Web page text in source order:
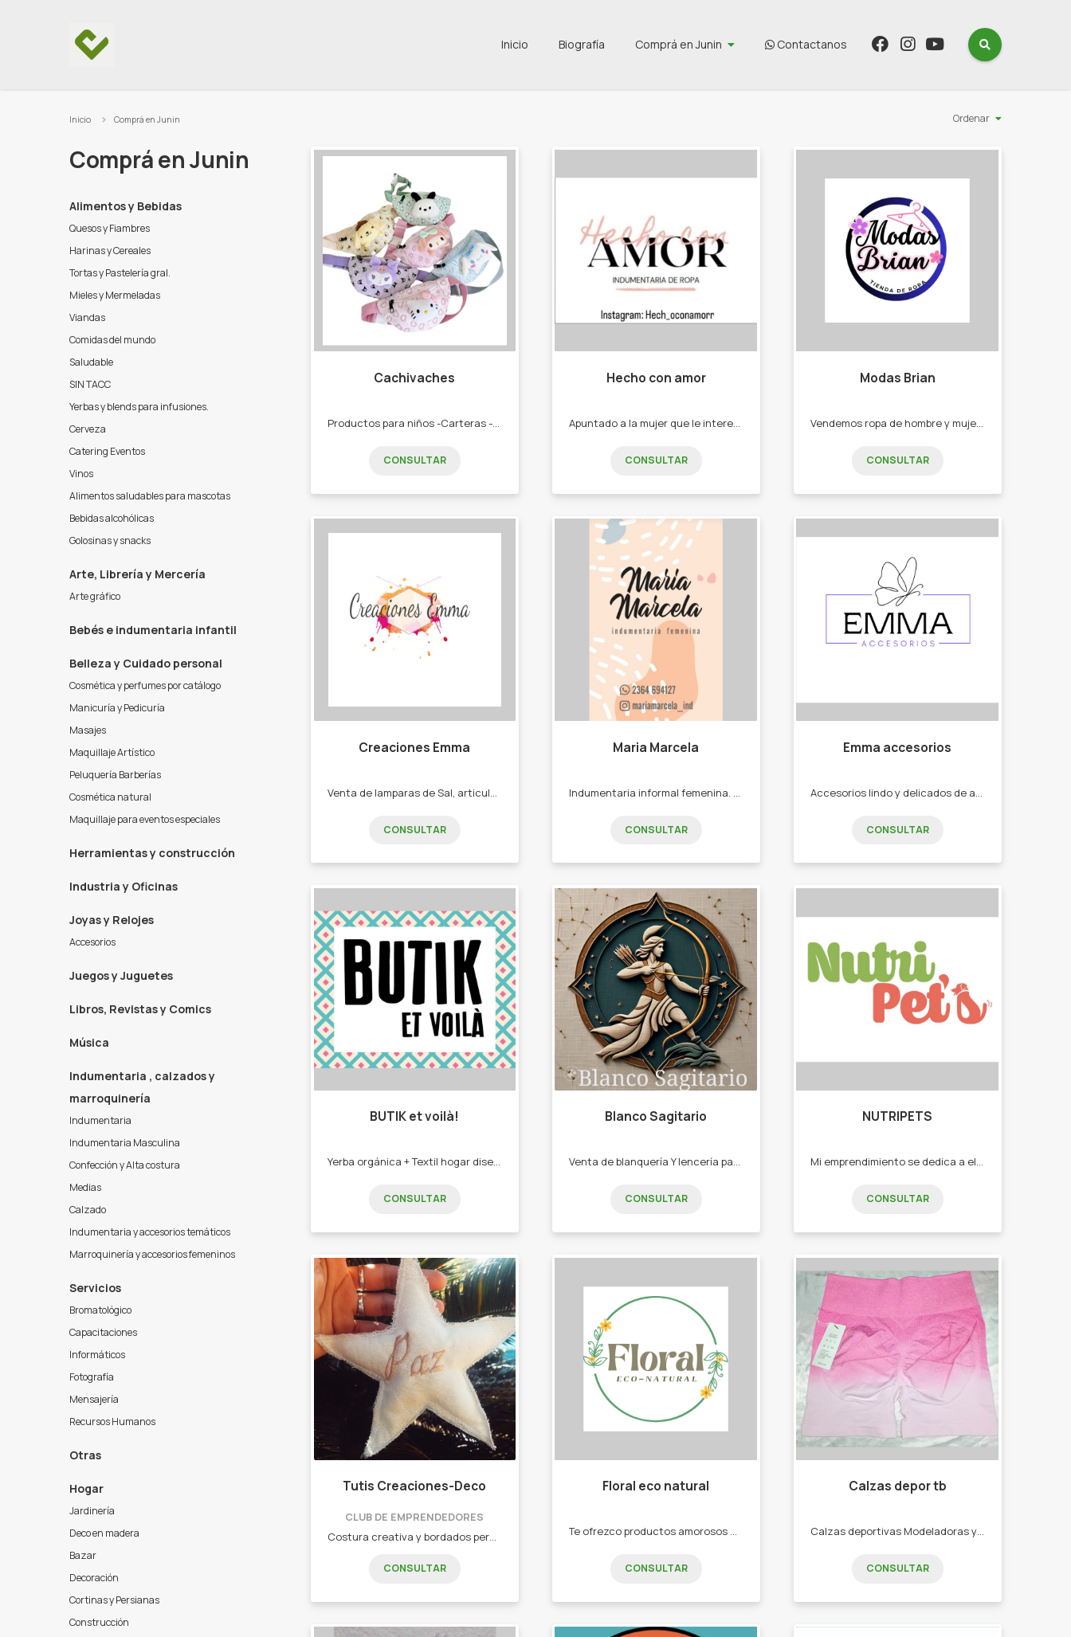
Inicio Biografía Comprá en Junin Contactanos
Inicio Comprá en Junin
Comprá en Junin
Alimentos y Bebidas
Quesos y Fiambres
Harinas y Cereales
Tortas y Pastelería gral.
Mieles y Mermeladas
Viandas
Comidas del mundo
Saludable
SIN TACC
Yerbas y blends para infusiones.
Cerveza
Catering Eventos
Vinos
Alimentos saludables para mascotas
Bebidas alcohólicas
Golosinas y snacks
Arte, Librería y Mercería
Arte gráfico
Bebés e indumentaria infantil
Belleza y Cuidado personal
Cosmética y perfumes por catálogo
Manicuría y Pedicuría
Masajes
Maquillaje Artístico
Peluquería Barberías
Cosmética natural
Maquillaje para eventos especiales
Herramientas y construcción
Industria y Oficinas
Joyas y Relojes
Accesorios
Juegos y Juguetes
Libros, Revistas y Comics
Música
Indumentaria , calzados y
marroquinería
Indumentaria
Indumentaria Masculina
Confección y Alta costura
Medias
Calzado
Indumentaria y accesorios temáticos
Marroquinería y accesorios femeninos
Servicios
Bromatológico
Capacitaciones
Informáticos
Fotografía
Mensajería
Recursos Humanos
Otras
Hogar
Jardinería
Deco en madera
Bazar
Decoración
Cortinas y Persianas
Construcción
Ordenar
Cachivaches
Productos para niños -Carteras -Mochilas -Vasos térmicos -Termos -Toallones -Sandalias -Gomones -Loncheras -Vasos térmico -Toallones -Mochilas
CONSULTAR
Hecho con amor
Apuntado a la mujer que le interesa vestirse y sentirse linda. -Jeans. -Shorts. -Polleras. -Vestidos. -Remeras. - Top.
CONSULTAR
Modas Brian
Vendemos ropa de hombre y mujer. -Pantalón . -shorts . -calzas. -remeras. -tops.
CONSULTAR
Creaciones Emma
Venta de lamparas de Sal, articulos en barro cocido, yeso, macrame, junco. -Lamparas de sal. -Adornos en yeso. -Adornos en barro cocido. -Cortinas y adornos en macrame. -Cortinas de junco.
CONSULTAR
Maria Marcela
Indumentaria informal femenina. -Ropa femenina. -Billeteras -Bandoleras -Remeras. -Pantalones
CONSULTAR
Emma accesorios
Accesorios lindo y delicados de acero quirúrgico -Pulseras tejidas hecho a mano -Cadenas con nombres -Cadenas con iniciales -Cadenas con dijes varios -Pulseras tejidas
CONSULTAR
BUTIK et voilà!
Yerba orgánica + Textil hogar diseños únicos -yerba mate orgánica -Paneras. -Yerberas. -Bolsos materos. -Manteles. -Individuales.
CONSULTAR
Blanco Sagitario
Venta de blanquería Y lencería para la familia -Juego de toallas y toallones -Cortinas -Manteles -Repasadores -Sabanas -Medias adultos -Medias niños -Bombachas -Alfombra de baños -Ponchitos niños
CONSULTAR
NUTRIPETS
Mi emprendimiento se dedica a elaborar complementos y snacks naturales para ofrecer a perros y gatos. El objetivo de este emprendimiento es fomentar la alimentación adecuada para nuestros amigos peludos. -Snacks de hígado de pollo -Snacks de pulmón de ternera -Snacks de garras de pollo -Snacks de corazón de Res -Snacks de cornalitos Todos los productos son deshidratados
CONSULTAR
Tutis Creaciones-Deco
CLUB DE EMPRENDEDORES
Costura creativa y bordados personalizados - Almohadones ( personalizados) - Bolsos Materos - Contenedores - Bordados para tu empresa - Neceser /Cartucheras - Lonas y mucho más !!!
CONSULTAR
Floral eco natural
Te ofrezco productos amorosos con vos y el planeta, cosmética natural, accesorios sustentables, aromaterapia . -Shampoo y Acondicionador Sólido -Jabones Vegetales -Velas de soja -Sahumerios -Accesorios eco
CONSULTAR
Calzas depor tb
Calzas deportivas Modeladoras y Reductoras. -CALZAS DEPORTIVAS -CORPIÑOS DEPORTIVOS CONJUNTOS TRES PIEZA - MEDÍAS TENIS DEPORTIVAS -VINCHAS DEPORTIVAS.
CONSULTAR